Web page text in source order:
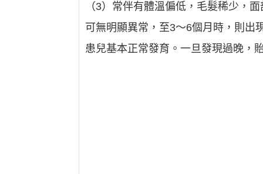
（3）常伴有體溫偏低，毛髮稀少，
可無明顯異常，至3～6個月時，則出
患兒基本正常發育。一旦發現過晚，